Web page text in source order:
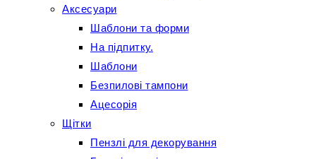
Аксесуари
Шаблони та форми
На підпитку.
Шаблони
Безпилові тампони
Ацесорія
Щітки
Пензлі для декорування